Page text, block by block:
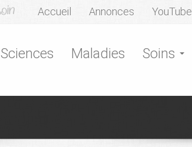
Accueil Annonces YouTube
Sciences Maladies Soins